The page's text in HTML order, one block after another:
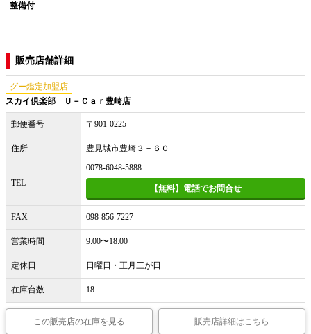
整備付
販売店舗詳細
グー鑑定加盟店
スカイ倶楽部 Ｕ－Ｃａｒ豊崎店
郵便番号 〒901-0225
住所 豊見城市豊崎３－６０
TEL
0078-6048-5888
【無料】電話でお問合せ
FAX 098-856-7227
営業時間 9:00〜18:00
定休日 日曜日・正月三が日
在庫台数 18
この販売店の在庫を見る 販売店詳細はこちら